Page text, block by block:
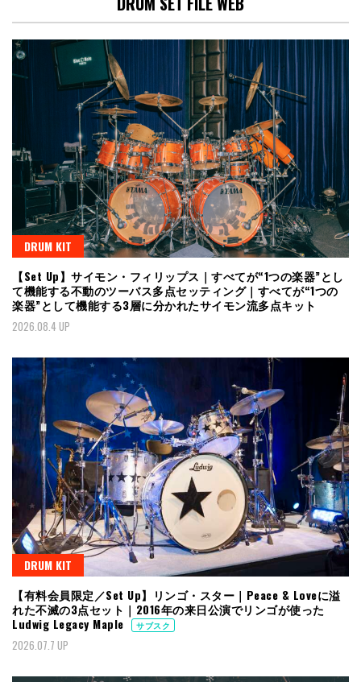
DRUM KIT
【Set Up】サイモン・フィリップス｜すべてが“1つの楽器”とし
て機能する不動のツーバス多点セッティング｜すべてが“1つの
楽器”として機能する3層に分かれたサイモン流多点キット
2026.08.4 UP
DRUM KIT
【有料会員限定／Set Up】リンゴ・スター｜Peace & Loveに溢
れた不滅の3点セット｜2016年の来日公演でリンゴが使った
Ludwig Legacy Maple
サブスク
2026.07.7 UP